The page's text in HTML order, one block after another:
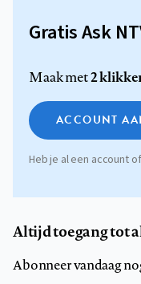
Gratis Ask
Maak met2
ACCOUNT
Heb je al een account
Altijd toegang tot
Abonneer vandaag